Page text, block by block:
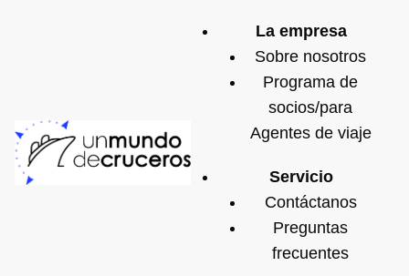
La empresa
Sobre nosotros
Programa de
socios/para
Agentes de viaje
Servicio
Contáctanos
Preguntas
frecuentes